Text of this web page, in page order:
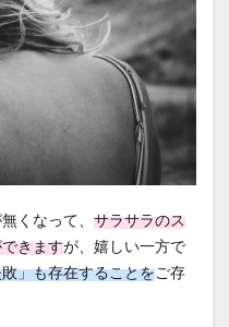
くなって、 サラサラのス
きますが、嬉しい一方で
」も存在することをご存
stay-time
flow
treatment
and-carbon
prices
アピアランスケア
縮毛矯正
ウィッグ